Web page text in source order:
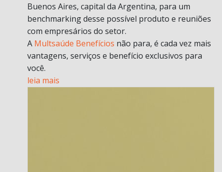
Buenos Aires, capital da Argentina, para um
benchmarking desse possível produto e reuniões
com empresários do setor.
A Multsaúde Benefícios não para, é cada vez mais
vantagens, serviços e benefício exclusivos para
você.
leia mais